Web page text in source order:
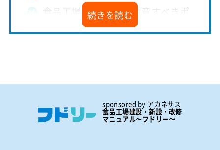
食品工場のHACCPで注意すべきポ
HACCPの基本となる7原則とは
HACCP導入のメリットデメリット
食品工場がHACCP製品認証を活用
sponsored by アカネサス
食品工場建設・新設・改修
マニュアル〜フドリー〜